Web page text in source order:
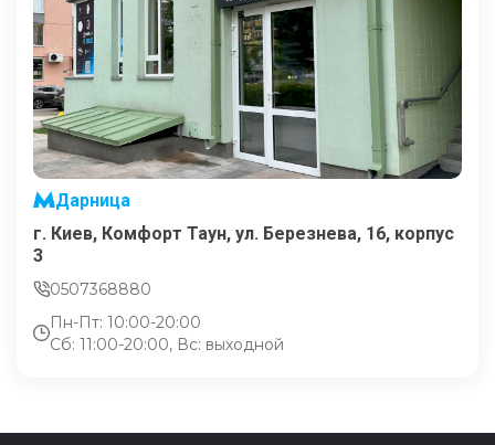
Дарница
г. Киев, Комфорт Таун, ул. Березнева, 16, корпус
3
0507368880
Пн-Пт: 10:00-20:00
Сб: 11:00-20:00, Вс: выходной